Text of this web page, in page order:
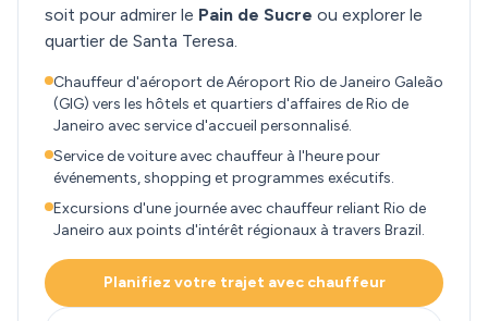
soit pour admirer le Pain de Sucre ou explorer le
quartier de Santa Teresa.
Chauffeur d'aéroport de Aéroport Rio de Janeiro Galeão
(GIG) vers les hôtels et quartiers d'affaires de Rio de
Janeiro avec service d'accueil personnalisé.
Service de voiture avec chauffeur à l'heure pour
événements, shopping et programmes exécutifs.
Excursions d'une journée avec chauffeur reliant Rio de
Janeiro aux points d'intérêt régionaux à travers Brazil.
Planifiez votre trajet avec chauffeur